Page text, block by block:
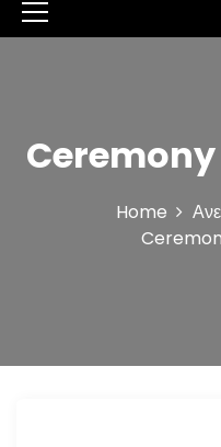
M
u
I
Home